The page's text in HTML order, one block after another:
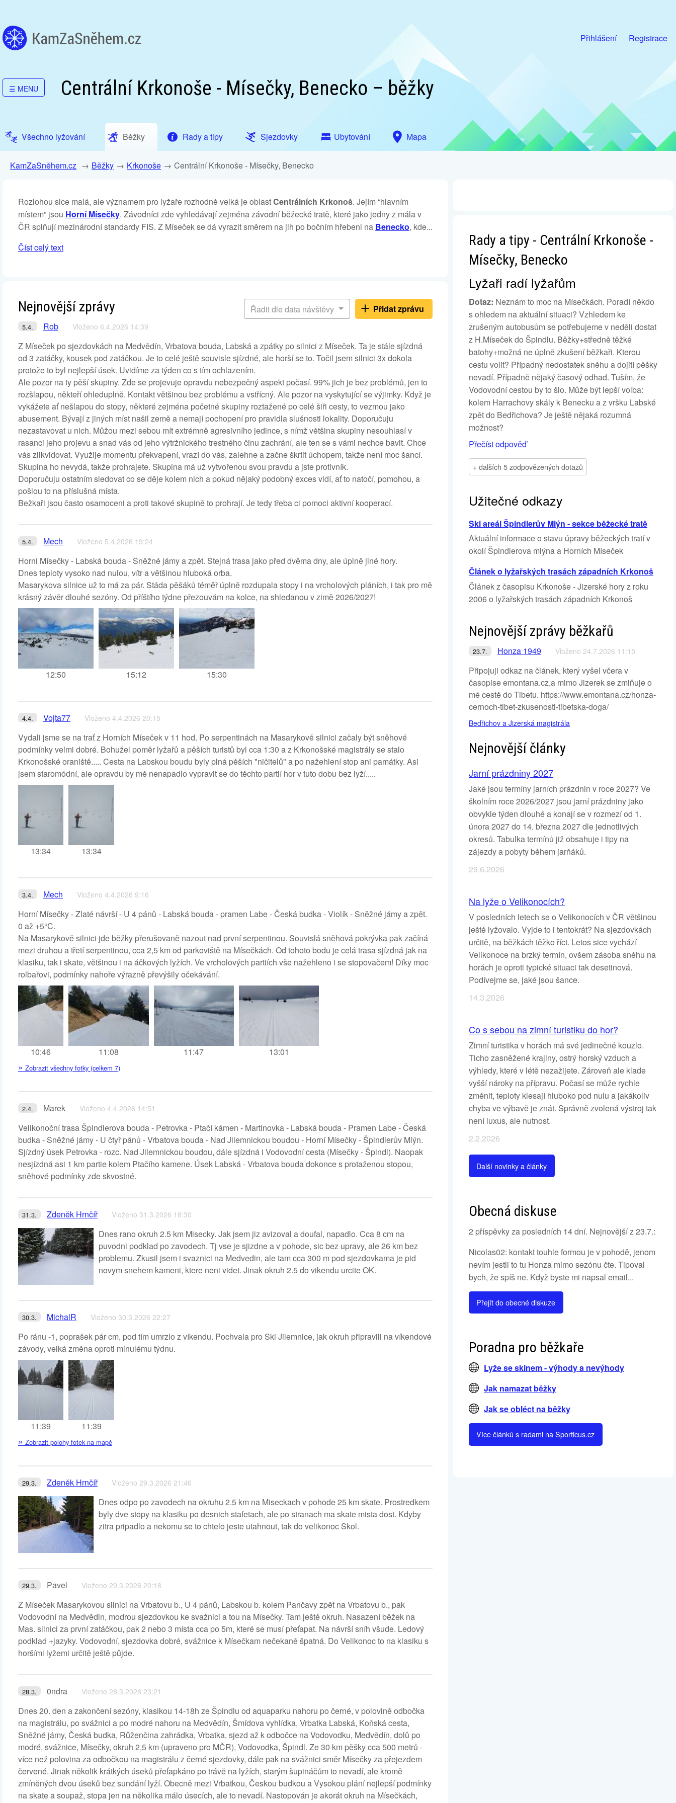
Přihlášení Registrace
☰ MENU Centrální Krkonoše - Mísečky, Benecko – běžky
Všechno lyžování Běžky Rady a tipy Sjezdovky Ubytování Mapa
KamZaSněhem.cz Běžky Krkonoše Centrální Krkonoše - Mísečky, Benecko
Rozlohou sice malá, ale významem pro lyžaře rozhodně velká je oblastCentrálních Krkonoš. Jejím “hlavním
místem” jsou Horní Mísečky. Závodníci zde vyhledávají zejména závodní běžecké tratě, které jako jedny z mála v
ČR splňují mezinárodní standardy FIS. Z Míseček se dá vyrazit směrem na jih po bočním hřebeni na Benecko, kde...
Číst celý text
Nejnovější zprávy Řadit dle data návštěvy Přidat zprávu
5.4. Rob Vloženo 6.4.2026 14:39
Z Míseček po sjezdovkách na Medvědín, Vrbatova bouda, Labská a zpátky po silnici z Míseček. Ta je stále sjízdná
od 3 zatáčky, kousek pod zatáčkou. Je to celé ještě souvisle sjízdné, ale horší se to. Točil jsem silnici 3x dokola
protože to byl nejlepší úsek. Uvidíme za týden co s tím ochlazením.
Ale pozor na ty pěší skupiny. Zde se projevuje opravdu nebezpečný aspekt počasí. 99% jich je bez problémů, jen to
rozšlapou, někteří ohleduplně. Kontakt většinou bez problému a vstřícný. Ale pozor na vyskytující se výjimky. Když je
vykážete ať nešlapou do stopy, některé zejména početné skupiny roztažené po celé šiři cesty, to vezmou jako
abusement. Bývají z jiných míst našil země a nemají pochopení pro pravidla slušnosti lokality. Doporučuju
nezastavovat u nich. Můžou mezi sebou mít extrémně agresivního jedince, s nímž většina skupiny nesouhlasí v
rasanci jeho projevu a snad vás od jeho výtržnického trestného činu zachrání, ale ten se s vámi nechce bavit. Chce
vás zlikvidovat. Využije momentu překvapení, vrazí do vás, zalehne a začne škrtit úchopem, takže není moc šancí.
Skupina ho nevydá, takže prohrajete. Skupina má už vytvořenou svou pravdu a jste protivník.
Doporučuju ostatním sledovat co se děje kolem nich a pokud nějaký podobný exces vidí, ať to natočí, pomohou, a
pošlou to na příslušná místa.
Bežkaři jsou často osamoceni a proti takové skupině to prohrají. Je tedy třeba ci pomoci aktivní kooperací.
5.4. Mech Vloženo 5.4.2026 19:24
Horni Mísečky - Labská bouda - Sněžné jámy a zpět. Stejná trasa jako před dvěma dny, ale úplně jiné hory.
Dnes teploty vysoko nad nulou, vítr a většinou hluboká orba.
Masarykova silnice už to má za pár. Stáda pěšáků téměř úplně rozdupala stopy i na vrcholových pláních, i tak pro mě
krásný závěr dlouhé sezóny. Od příštího týdne přezouvám na kolce, na shledanou v zimě 2026/2027!
12:50 15:12 15:30
4.4. Vojta77 Vloženo 4.4.2026 20:15
Vydali jsme se na trať z Horních Míseček v 11 hod. Po serpentinách na Masarykově silnici začaly být sněhové
podmínky velmi dobré. Bohužel poměr lyžařů a pěších turistů byl cca 1:30 a z Krkonošské magistrály se stalo
Krkonošské oraniště..... Cesta na Labskou boudu byly plná pěších "ničitelů" a po nažehlení stop ani památky. Asi
jsem staromódní, ale opravdu by mě nenapadlo vypravit se do těchto partií hor v tuto dobu bez lyží.....
13:34 13:34
3.4. Mech Vloženo 4.4.2026 9:16
Horní Mísečky - Zlaté návrší - U 4 pánů - Labská bouda - pramen Labe - Česká budka - Violík - Sněžné jámy a zpět.
0 až +5°C.
Na Masarykově silnici jde běžky přerušovaně nazout nad první serpentinou. Souvislá sněhová pokrývka pak začíná
mezi druhou a třetí serpentinou, cca 2,5 km od parkoviště na Mísečkách. Od tohoto bodu je celá trasa sjízdná jak na
klasiku, tak i skate, většinou i na áčkových lyžích. Ve vrcholových partiích vše nažehleno i se stopovačem! Díky moc
rolbařovi, podmínky nahoře výrazně převýšily očekávání.
10:46 11:08 11:47 13:01
» Zobrazit všechny fotky (celkem 7)
2.4. Marek Vloženo 4.4.2026 14:51
Velikonoční trasa Špindlerova bouda - Petrovka - Ptačí kámen - Martinovka - Labská bouda - Pramen Labe - Česká
budka - Sněžné jámy - U čtyř pánů - Vrbatova bouda - Nad Jilemnickou boudou - Horní Mísečky - Špindlerův Mlýn.
Sjízdný úsek Petrovka - rozc. Nad Jilemnickou boudou, dále sjízdná i Vodovodní cesta (Mísečky - Špindl). Naopak
nesjízdná asi 1 km partie kolem Ptačího kamene. Úsek Labská - Vrbatova bouda dokonce s protaženou stopou,
sněhové podmínky zde skvostné.
31.3. Zdeněk Hrnčíř Vloženo 31.3.2026 18:30
Dnes rano okruh 2.5 km Misecky. Jak jsem jiz avizoval a doufal, napadlo. Cca 8 cm na
puvodni podklad po zavodech. Tj vse je sjizdne a v pohode, sic bez upravy, ale 26 km bez
problemu. Zkusil jsem i svaznici na Medvedin, ale tam cca 300 m pod sjezdovkama je pid
novym snehem kameni, ktere neni videt. Jinak okruh 2.5 do vikendu urcite OK.
30.3. MichalR Vloženo 30.3.2026 22:27
Po ránu -1, poprašek pár cm, pod tím umrzlo z víkendu. Pochvala pro Ski Jilemnice, jak okruh připravili na víkendové
závody, velká změna oproti minulému týdnu.
11:39 11:39
» Zobrazit polohy fotek na mapě
29.3. Zdeněk Hrnčíř Vloženo 29.3.2026 21:46
Dnes odpo po zavodech na okruhu 2.5 km na Miseckach v pohode 25 km skate. Prostredkem
byly dve stopy na klasiku po desnich stafetach, ale po stranach ma skate mista dost. Kdyby
zitra pripadlo a nekomu se to chtelo jeste utahnout, tak do velikonoc Skol.
29.3. Pavel Vloženo 29.3.2026 20:18
Z Míseček Masarykovou silnici na Vrbatovu b., U 4 pánů, Labskou b. kolem Pančavy zpět na Vrbatovu b., pak
Vodovodní na Medvědin, modrou sjezdovkou ke svažnici a tou na Mísečky. Tam ještě okruh. Nasazení běžek na
Mas. silnici za první zatáčkou, pak 2 nebo 3 místa cca po 5m, které se musí přeťapat. Na návrší sníh všude. Ledový
podklad +jazyky. Vodovodní, sjezdovka dobré, svážnice k Mísečkam nečekaně špatná. Do Velikonoc to na klasiku s
horšími lyžemi určitě ještě půjde.
28.3. 0ndra Vloženo 28.3.2026 23:21
Dnes 20. den a zakončení sezóny, klasikou 14-18h ze Špindlu od aquaparku nahoru po černé, v polovině odbočka
na magistrálu, po svážnici a po modré nahoru na Medvědín, Šmídova vyhlídka, Vrbatka Labská, Koňská cesta,
Sněžné jámy, Česká budka, Růženčina zahrádka, Vrbatka, sjezd až k odbočce na Vodovodku, Medvědín, dolů po
modré, svážnice, Mísečky, okruh 2,5 km (upraveno pro MČR), Vodovodka, Špindl. Ze 30 km pěšky cca 500 metrů -
více než polovina za odbočkou na magistrálu z černé sjezdovky, dále pak na svážnici směr Mísečky za přejezdem
červené. Jinak několik krátkých úseků přeťapkáno po trávě na lyžích, starým šupináčům to nevadí, ale kromě
zmíněných dvou úseků bez sundání lyží. Obecně mezi Vrbatkou, Českou budkou a Vysokou plání nejlepší podmínky
na skate a soupaž, stopa jen na několika málo úsecích, ale to nevadí. Nastopován je akorát okruh na Mísečkách,
Rady a tipy - Centrální Krkonoše -
Mísečky, Benecko
Lyžaři radí lyžařům
Dotaz: Neznám to moc na Mísečkách. Poradí někdo
s ohledem na aktuální situaci? Vzhledem ke
zrušeným autobusům se potřebujeme v neděli dostat
z H.Míseček do Špindlu. Běžky+středně těžké
batohy+možná ne úplně zkušení běžkaři. Kterou
cestu volit? Případný nedostatek sněhu a dojití pěšky
nevadí. Případně nějaký časový odhad. Tuším, že
Vodovodní cestou by to šlo. Může být lepší volba:
kolem Harrachovy skály k Benecku a z vršku Labské
zpět do Bedřichova? Je ještě nějaká rozumná
možnost?
Přečíst odpověď
+ dalších 5 zodpovězených dotazů
Užitečné odkazy
Ski areál Špindlerův Mlýn - sekce běžecké tratě
Aktuální informace o stavu úpravy běžeckých tratí v
okolí Špindlerova mlýna a Horních Míseček
Článek o lyžařských trasách západních Krkonoš
Článek z časopisu Krkonoše - Jizerské hory z roku
2006 o lyžařských trasách západních Krkonoš
Nejnovější zprávy běžkařů
23.7. Honza 1949 Vloženo 24.7.2026 11:15
Připojuji odkaz na článek, který vyšel včera v
časopise emontana.cz,a mimo Jizerek se zmiňuje o
mé cestě do Tibetu. https://www.emontana.cz/honza-
cernoch-tibet-zkusenosti-tibetska-doga/
Bedřichov a Jizerská magistrála
Nejnovější články
Jarní prázdniny 2027
Jaké jsou termíny jarních prázdnin v roce 2027? Ve
školním roce 2026/2027 jsou jarní prázdniny jako
obvykle týden dlouhé a konají se v rozmezí od 1.
února 2027 do 14. března 2027 dle jednotlivých
okresů. Tabulka termínů již obsahuje i tipy na
zájezdy a pobyty během jarňáků.
29.6.2026
Na lyže o Velikonocích?
V posledních letech se o Velikonocích v ČR většinou
ještě lyžovalo. Vyjde to i tentokrát? Na sjezdovkách
určitě, na běžkách těžko říct. Letos sice vychází
Velikonoce na brzký termín, ovšem zásoba sněhu na
horách je oproti typické situaci tak desetinová.
Podívejme se, jaké jsou šance.
14.3.2026
Co s sebou na zimní turistiku do hor?
Zimní turistika v horách má své jedinečné kouzlo.
Ticho zasněžené krajiny, ostrý horský vzduch a
výhledy, které v létě nezažijete. Zároveň ale klade
vyšší nároky na přípravu. Počasí se může rychle
změnit, teploty klesají hluboko pod nulu a jakákoliv
chyba ve výbavě je znát. Správně zvolená výstroj tak
není luxus, ale nutnost.
2.2.2026
Další novinky a články
Obecná diskuse
2 příspěvky za posledních 14 dní. Nejnovější z 23.7.:
Nicolas02: kontakt touhle formou je v pohodě, jenom
nevím jestli to tu Honza mimo sezónu čte. Tipoval
bych, že spíš ne. Když byste mi napsal email...
Přejít do obecné diskuze
Poradna pro běžkaře
Lyže se skinem - výhody a nevýhody
Jak namazat běžky
Jak se obléct na běžky
Více článků s radami na Sporticus.cz